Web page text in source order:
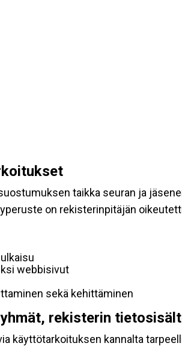
taikka seuran ja
on rekisterinpitäjän
webbisivut
sekä kehittäminen
rekisterin
käyttötarkoituksen kannalta